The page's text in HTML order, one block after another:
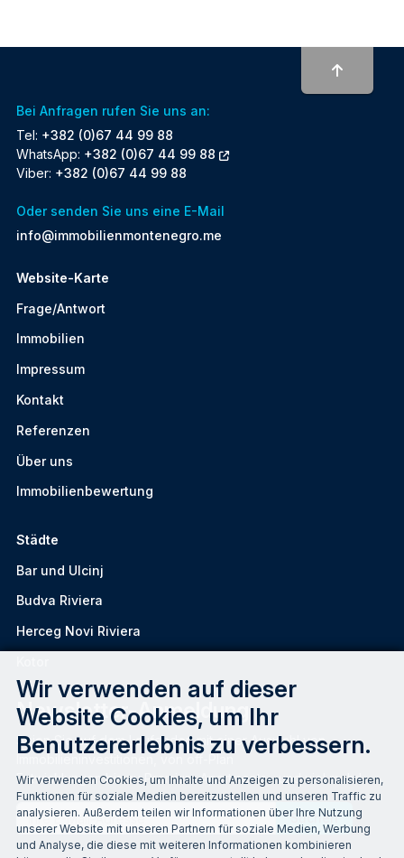
Bei Anfragen rufen Sie uns an:
Tel: +382 (0)67 44 99 88
WhatsApp: +382 (0)67 44 99 88
Viber: +382 (0)67 44 99 88
Oder senden Sie uns eine E-Mail
info@immobilienmontenegro.me
Website-Karte
Frage/Antwort
Immobilien
Impressum
Kontakt
Referenzen
Über uns
Immobilienbewertung
Städte
Bar und Ulcinj
Budva Riviera
Herceg Novi Riviera
Newsletter-Anmeldung
Seien Sie auf dem Laufenden mit einer Auswahl von
Entwicklungen bis zu Premium-Apartments ...und viel mehr!
Email
To top
Wir verwenden auf dieser
Website Cookies, um Ihr
Benutzererlebnis zu verbessern.
Wir verwenden Cookies, um Inhalte und Anzeigen zu personalisieren,
Funktionen für soziale Medien bereitzustellen und unseren Traffic zu
analysieren. Außerdem teilen wir Informationen über Ihre Nutzung
unserer Website mit unseren Partnern für soziale Medien, Werbung
und Analyse, die diese mit weiteren Informationen kombinieren